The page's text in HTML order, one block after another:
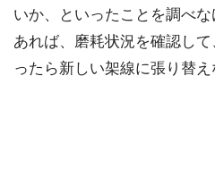
いか、といったことを調べ
あれば、磨耗状況を確認し
ったら新しい架線に張り替え